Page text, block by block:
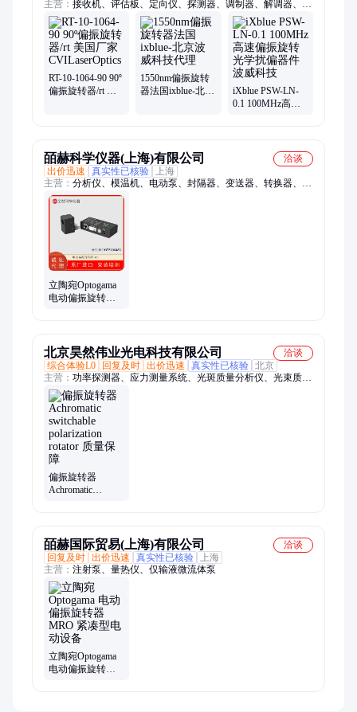
主营： 接收机、评估板、定向仪、探测器、调制器、解调器、偏
振片、双偏振、衰减器、光旋转、控制器、滤波片、分析仪、单
脉冲、脉冲源、波长计、窄带通、二极管、滤光片、分束镜、光
通信、中红外、光束匀、激光镜、电吸收
RT-10-1064-90 90º
偏振旋转器/rt 美
1550nm偏振旋转
器法国ixblue-北京
iXblue PSW-LN-
0.1 100MHz高速
皕赫科学仪器(上海)有限公司
洽谈
出价迅速
真实性已核验
上海
主营： 分析仪、模温机、电动泵、封隔器、变送器、转换器、吸
收器、旋转台、流通池、安培表、精制垫、数据表、离子源、安
凸轮、油处理、圆螺母、密封件、电阻计
立陶宛Optogama
电动偏振旋转器
北京昊然伟业光电科技有限公司
洽谈
综合体验L0
回复及时 出价迅速 真实性已核验 北京
主营： 功率探测器、应力测量系统、光斑质量分析仪、光束质量
分析仪
偏振旋转器
Achromatic
皕赫国际贸易(上海)有限公司
洽谈
回复及时 出价迅速 真实性已核验
上海
主营： 注射泵、量热仪、仅输液微流体泵
立陶宛Optogama
电动偏振旋转器